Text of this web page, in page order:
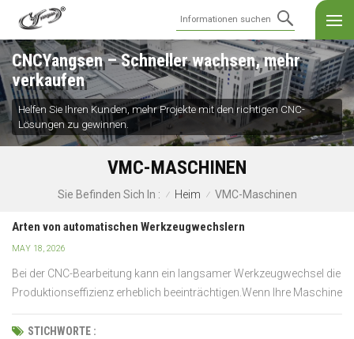
CNCYangsen – Schneller wachsen, mehr
verkaufen
Helfen Sie Ihren Kunden, mehr Projekte mit den richtigen CNC-
Lösungen zu gewinnen.
VMC-MASCHINEN
Sie Befinden Sich In : / Heim / VMC-Maschinen
Arten von automatischen Werkzeugwechslern
MAY 18, 2026
Bei der CNC-Bearbeitung kann ein langsamer Werkzeugwechsel die
Produktionseffizienz erheblich beeinträchtigen.Wenn Ihre Maschine
häufig wegen Werkzeugwechseln anhält, verlängern sich die
Zykluszeiten, die Bearbeitungseffizienz sinkt und die automatisierte
STICHWORTE :